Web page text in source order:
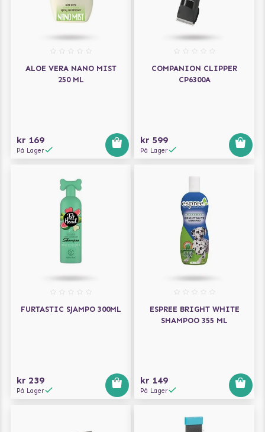
ALOE VERA NANO MIST
250 ML
kr 169
På Lager
COMPANION CLIPPER
CP6300A
kr 599
På Lager
FURTASTIC SJAMPO 300ML
kr 239
På Lager
ESPREE BRIGHT WHITE
SHAMPOO 355 ML
kr 149
På Lager